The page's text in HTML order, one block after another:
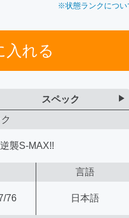
※状態ランクについ
入れる
スペック
襲S-MAX!!
言語
76 日本語